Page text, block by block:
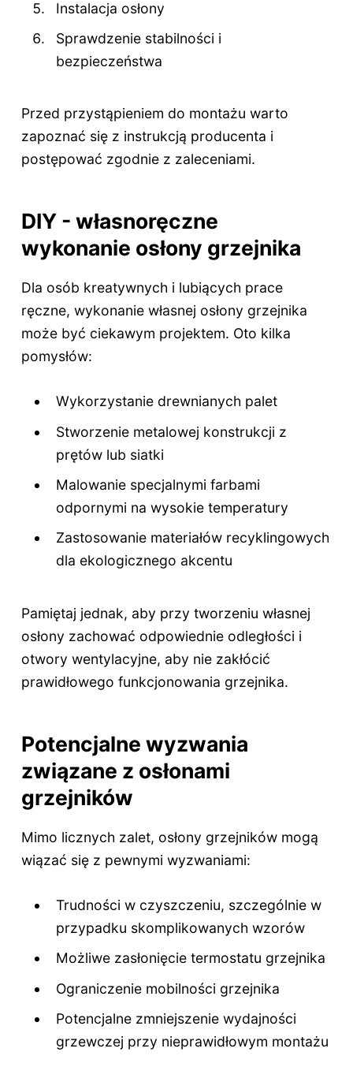
Instalacja osłony
Sprawdzenie stabilności i
bezpieczeństwa
Przed przystąpieniem do montażu warto
zapoznać się z instrukcją producenta i
postępować zgodnie z zaleceniami.
DIY - własnoręczne
wykonanie osłony grzejnika
Dla osób kreatywnych i lubiących prace
ręczne, wykonanie własnej osłony grzejnika
może być ciekawym projektem. Oto kilka
pomysłów:
Wykorzystanie drewnianych palet
Stworzenie metalowej konstrukcji z
prętów lub siatki
Malowanie specjalnymi farbami
odpornymi na wysokie temperatury
Zastosowanie materiałów recyklingowych
dla ekologicznego akcentu
Pamiętaj jednak, aby przy tworzeniu własnej
osłony zachować odpowiednie odległości i
otwory wentylacyjne, aby nie zakłócić
prawidłowego funkcjonowania grzejnika.
Potencjalne wyzwania
związane z osłonami
grzejników
Mimo licznych zalet, osłony grzejników mogą
wiązać się z pewnymi wyzwaniami:
Trudności w czyszczeniu, szczególnie w
przypadku skomplikowanych wzorów
Możliwe zasłonięcie termostatu grzejnika
Ograniczenie mobilności grzejnika
Potencjalne zmniejszenie wydajności
grzewczej przy nieprawidłowym montażu